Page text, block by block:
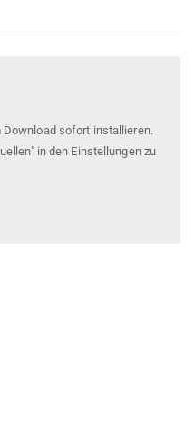
Download sofort installieren.
in den Einstellungen zu